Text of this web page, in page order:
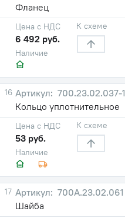
Фланец
Наличие
Цена с НДС
6 492 руб.
К схеме
16
700.23.02.037-1
Кольцо уплотнительное
Наличие
Цена с НДС
53 руб.
К схеме
17
700А.23.02.061
Шайба